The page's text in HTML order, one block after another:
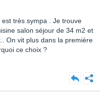
très sympa . Je trouve
salon séjour de 34 m2 et
On vit plus dans la première
ce choix ?